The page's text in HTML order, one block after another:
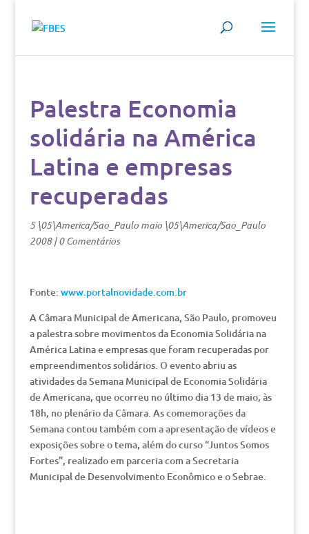
Palestra Economia
solidária na América
Latina e empresas
recuperadas
5 \05\America/Sao_Paulo maio \05\America/Sao_Paulo
2008|0 Comentários
Fonte: www.portalnovidade.com.br
A Câmara Municipal de Americana, São Paulo, promoveu
a palestra sobre movimentos da Economia Solidária na
América Latina e empresas que foram recuperadas por
empreendimentos solidários. O evento abriu as
atividades da Semana Municipal de Economia Solidária
de Americana, que ocorreu no último dia 13 de maio, às
18h, no plenário da Câmara. As comemorações da
Semana contou também com a apresentação de vídeos e
exposições sobre o tema, além do curso “Juntos Somos
Fortes”, realizado em parceria com a Secretaria
Municipal de Desenvolvimento Econômico e o Sebrae.